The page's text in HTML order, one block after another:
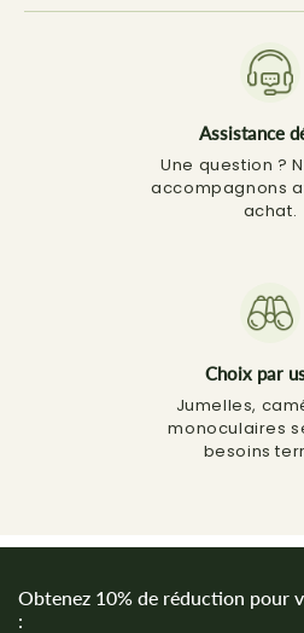
Assistance
Une question ?
accompagnons
achat.
Choix par
Jumelles,
monoculaires
besoins
Obtenez 10% de réduction pour
: